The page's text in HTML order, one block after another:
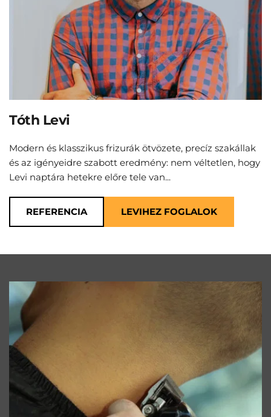
Tóth Levi
Modern és klasszikus frizurák ötvözete, precíz szakállak
és az igényeidre szabott eredmény: nem véltetlen, hogy
Levi naptára hetekre előre tele van...
REFERENCIA LEVIHEZ FOGLALOK